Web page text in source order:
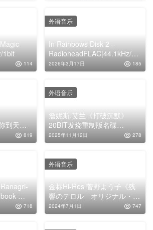
1bit
114
In Rainbows Disk 2 –
RadioheadFLAC|44.1kHz/16
bit
2026年3月17日 185
外语音乐
到天荒
819
詹妮斯.艾兰《打破沉默》
20BIT发烧重制版名碟
[WAV+CUE]
2025年11月12日 278
外语音乐
718
金标Hi-Res 菅野よう子《残
響のテロル オリジナル・サ
ウンドトラック》
2024年7月1日 747
外语音乐